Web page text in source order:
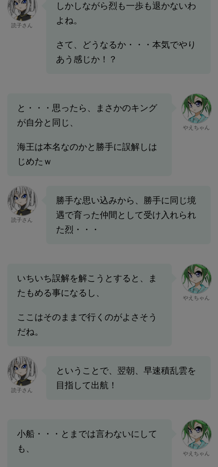
読子さん
しかしながら烈も一歩も退かないわ
よね。
さて、どうなるか・・・本気でやり
あう感じか！？
と・・・思ったら、まさかのキング
が自分と同じ、
海王は本名なのかと勝手に誤解しは
じめたｗ
やえちゃん
読子さん
勝手な思い込みから、勝手に同じ境
遇で育った仲間として受け入れられ
た烈・・・
いちいち誤解を解こうとすると、ま
たもめる事になるし、
ここはそのままで行くのがよさそう
だね。
やえちゃん
読子さん
ということで、翌朝、早速積乱雲を
目指して出航！
小船・・・とまでは言わないにして
も、
やえちゃん